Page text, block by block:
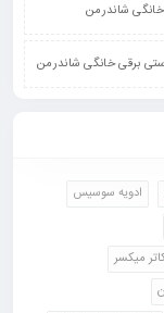
شاندرمن
برقی خانگی شاندرمن
ادویه سوسیس
میکسر